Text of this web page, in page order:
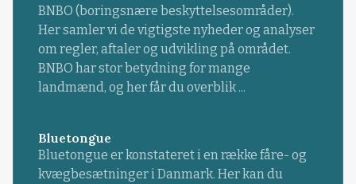
BNBO (boringsnære beskyttelsesområder).
Her samler vi de vigtigste nyheder og analyser
om regler, aftaler og udvikling på området.
BNBO har stor betydning for mange
landmænd, og her får du overblik ...
Bluetongue
Bluetongue er konstateret i en række fåre- og
kvægbesætninger i Danmark. Her kan du